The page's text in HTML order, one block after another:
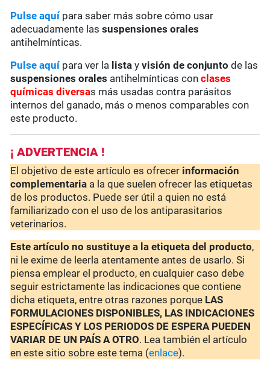
Pulse aquí para saber más sobre cómo usar
adecuadamente lassuspensiones orales
antihelmínticas.
Pulse aquípara ver la lista yvisión de conjunto de las
suspensiones orales antihelmínticas conclases
químicas diversas más usadas contra parásitos
internos del ganado, más o menos comparables con
este producto.
¡ ADVERTENCIA !
El objetivo de este artículo es ofrecer información
complementaria a la que suelen ofrecer las etiquetas
de los productos. Puede ser útil a quien no está
familiarizado con el uso de los antiparasitarios
veterinarios.
Este artículo no sustituye a la etiqueta del producto,
ni le exime de leerla atentamente antes de usarlo. Si
piensa emplear el producto, en cualquier caso debe
seguir estrictamente las indicaciones que contiene
dicha etiqueta, entre otras razones porque LAS
FORMULACIONES DISPONIBLES, LAS INDICACIONES
ESPECÍFICAS Y LOS PERIODOS DE ESPERA PUEDEN
VARIAR DE UN PAÍS A OTRO. Lea también el artículo
en este sitio sobre este tema (enlace).